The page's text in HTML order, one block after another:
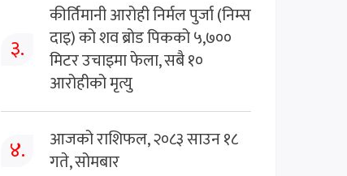
३.
कीर्तिमानी आरोही निर्मल पुर्जा (निम्स
दाइ) को शव ब्रोड पिकको ५,७००
मिटर उचाइमा फेला, सबै १०
आरोहीको मृत्यु
४.
आजको राशिफल, २०८३ साउन १८
गते, सोमबार